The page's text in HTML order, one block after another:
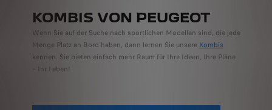
KOMBIS VON PEUGEOT
Wenn Sie auf der Suche nach sportlichen Modellen sind, die jede
Menge Platz an Bord haben, dann lernen Sie unsere Kombis
kennen. Sie bieten einfach mehr Raum für Ihre Ideen, Ihre Pläne
– Ihr Leben!